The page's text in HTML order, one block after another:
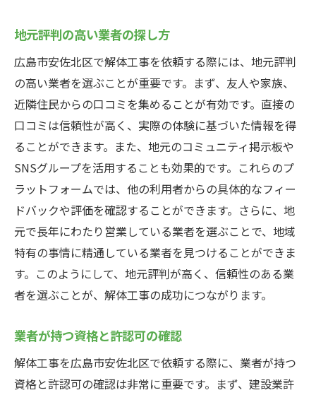
地元評判の高い業者の探し方
広島市安佐北区で解体工事を依頼する際には、地元評判
の高い業者を選ぶことが重要です。まず、友人や家族、
近隣住民からの口コミを集めることが有効です。直接の
口コミは信頼性が高く、実際の体験に基づいた情報を得
ることができます。また、地元のコミュニティ掲示板や
SNSグループを活用することも効果的です。これらのプ
ラットフォームでは、他の利用者からの具体的なフィー
ドバックや評価を確認することができます。さらに、地
元で長年にわたり営業している業者を選ぶことで、地域
特有の事情に精通している業者を見つけることができま
す。このようにして、地元評判が高く、信頼性のある業
者を選ぶことが、解体工事の成功につながります。
業者が持つ資格と許認可の確認
解体工事を広島市安佐北区で依頼する際に、業者が持つ
資格と許認可の確認は非常に重要です。まず、建設業許